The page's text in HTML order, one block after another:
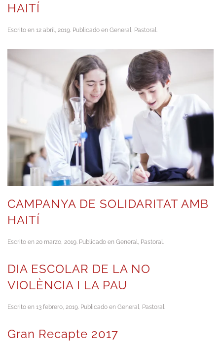
HAITÍ
Escrito en 12 abril, 2019 . Publicado en General Pastoral
CAMPANYA DE SOLIDARITAT AMB
HAITÍ
Escrito en 20 marzo, 2019. Publicado en General, Pastoral.
DIA ESCOLAR DE LA NO
VIOLÈNCIA I LA PAU
Escrito en 13 febrero, 2019. Publicado en General, Pastoral.
Gran Recapte 2017